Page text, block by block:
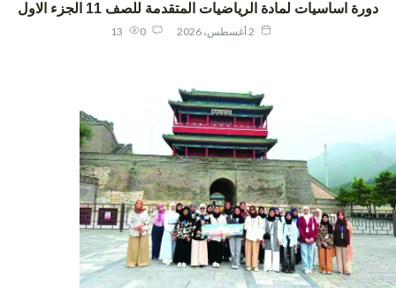
اساسيات لمادة الرياضيات المتقدمة للصف 11 الجزء الاول
13